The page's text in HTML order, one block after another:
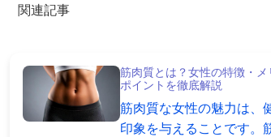
関連記事
筋肉質とは？女性の特徴・
ポイントを徹底解説
筋肉質な女性の魅力は、
印象を与えることです。